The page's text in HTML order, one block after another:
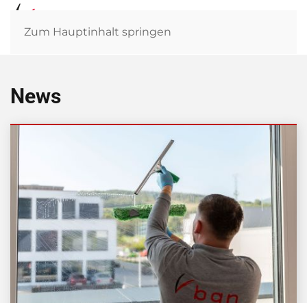
Zum Hauptinhalt springen
News